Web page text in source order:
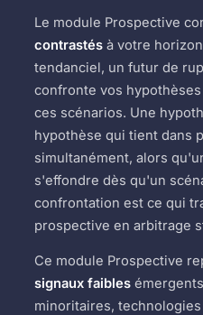
Le module Prospective
contrastés à votre
tendanciel, un futur de
confronte vos
ces scénarios. Une
hypothèse qui tient dans
simultanément, alors
s'effondre dès qu'un
confrontation est ce qui
prospective en arbitrage
Ce module Prospective
signaux faibles
minoritaires,